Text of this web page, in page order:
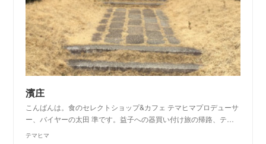
濱庄
こんばんは。食のセレクトショップ&カフェ テマヒマプロデューサ
ー、バイヤーの太田 準です。益子への器買い付け旅の帰路、テ…
テマヒマ